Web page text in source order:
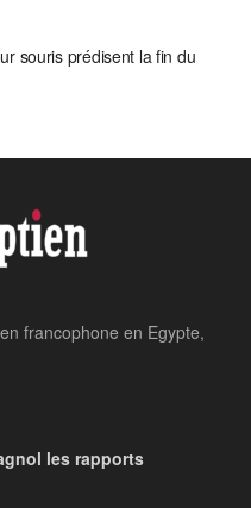
souris prédisent la fin du
francophone en Egypte,
les rapports